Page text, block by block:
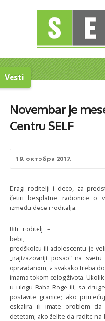
Vesti
Novembar je
Centru SELF
19. октобра 2017.
Dragi roditelji i deco, za
četiri besplatne radionice o
između dece i roditelja.
Biti roditelj –
bebi,
predškolcu ili adolescentu je
„najizazovniji posao“ na
opravdanom, a svakako treba
imamo tokom celog života.
u ulogu Baba Roge ili, sa
postavite granice; ako
eskalira ili imate problem
detetom; ako želite da radite